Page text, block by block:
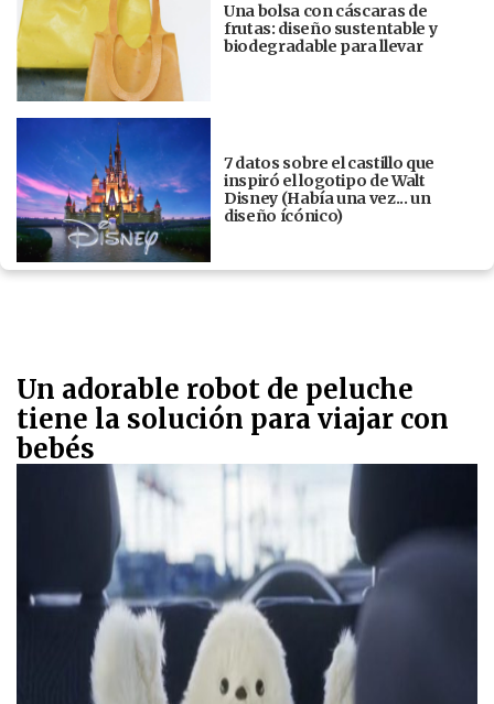
Una bolsa con cáscaras de
frutas: diseño sustentable y
biodegradable para llevar
7 datos sobre el castillo que
inspiró el logotipo de Walt
Disney (Había una vez... un
diseño ícónico)
Un adorable robot de peluche
tiene la solución para viajar con
bebés